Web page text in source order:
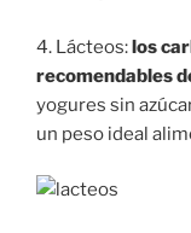
4. Lácteos:los
recomendables
yogures sin
un peso ideal